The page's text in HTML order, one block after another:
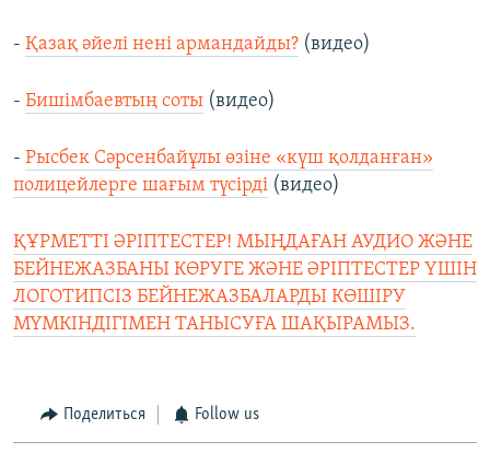
- Қазақ әйелі нені армандайды? (видео)
- Бишімбаевтың соты (видео)
- Рысбек Сәрсенбайұлы өзіне «күш қолданған»
полицейлерге шағым түсірді (видео)
ҚҰРМЕТТІ ӘРІПТЕСТЕР! МЫҢДАҒАН АУДИО ЖӘНЕ
БЕЙНЕЖАЗБАНЫ КӨРУГЕ ЖӘНЕ ӘРІПТЕСТЕР ҮШІН
ЛОГОТИПСІЗ БЕЙНЕЖАЗБАЛАРДЫ КӨШІРУ
МҮМКІНДІГІМЕН ТАНЫСУҒА ШАҚЫРАМЫЗ.
Поделиться Follow us